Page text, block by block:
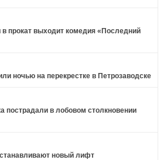
в прокат выходит комедия «Последний
ночью на перекрестке в Петрозаводске
пострадали в лобовом столкновении
новый лифт